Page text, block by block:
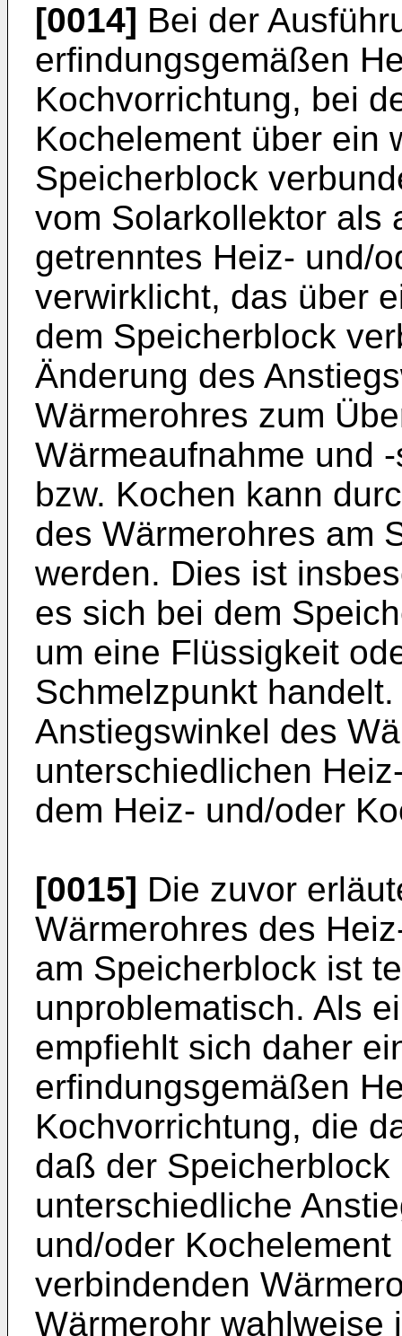
[0014] Bei der
erfindungsgemäßen
Kochvorrichtung, bei
Kochelement über ein
Speicherblock
vom Solarkollektor als
getrenntes Heiz- und/
verwirklicht, das über
dem Speicherblock
Änderung des
Wärmerohres zum
Wärmeaufnahme und
bzw. Kochen kann
des Wärmerohres am
werden. Dies ist
es sich bei dem
um eine Flüssigkeit
Schmelzpunkt
Anstiegswinkel des
unterschiedlichen
dem Heiz- und/oder
[0015] Die zuvor
Wärmerohres des
am Speicherblock ist
unproblematisch. Als
empfiehlt sich daher
erfindungsgemäßen
Kochvorrichtung, die
daß der
unterschiedliche
und/oder
verbindenden
Wärmerohr wahlweise